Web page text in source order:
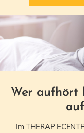
Wer aufhört
Im